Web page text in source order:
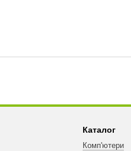
Каталог
Комп'ютери